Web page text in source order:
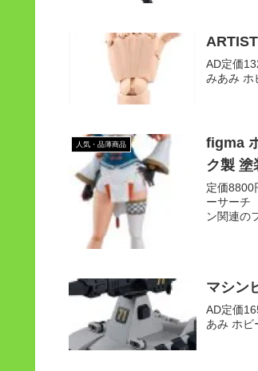
AD定価
みあみ ホ
人気・品薄商品
figma
ク製 塗
定価
ーサーチ
ン関連の
マシン
AD定価
あみ ホビ